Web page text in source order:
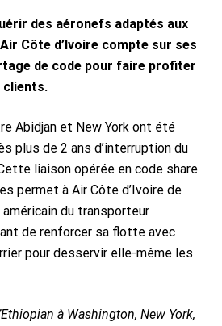
des aéronefs adaptés aux
Côte d’Ivoire compte sur ses
de code pour faire profiter
clients.
Abidjan et New York ont été
plus de 2 ans d’interruption du
liaison opérée en code share
permet à Air Côte d’Ivoire de
du transporteur
de renforcer sa flotte avec
pour desservir elle-même les
à Washington, New York,